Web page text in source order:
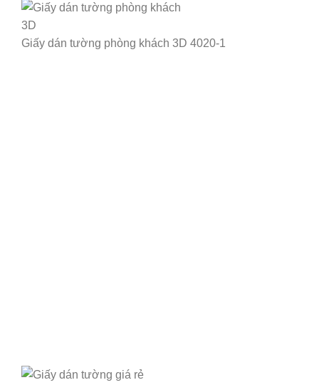
Giấy dán tường phòng khách 3D 4020-1